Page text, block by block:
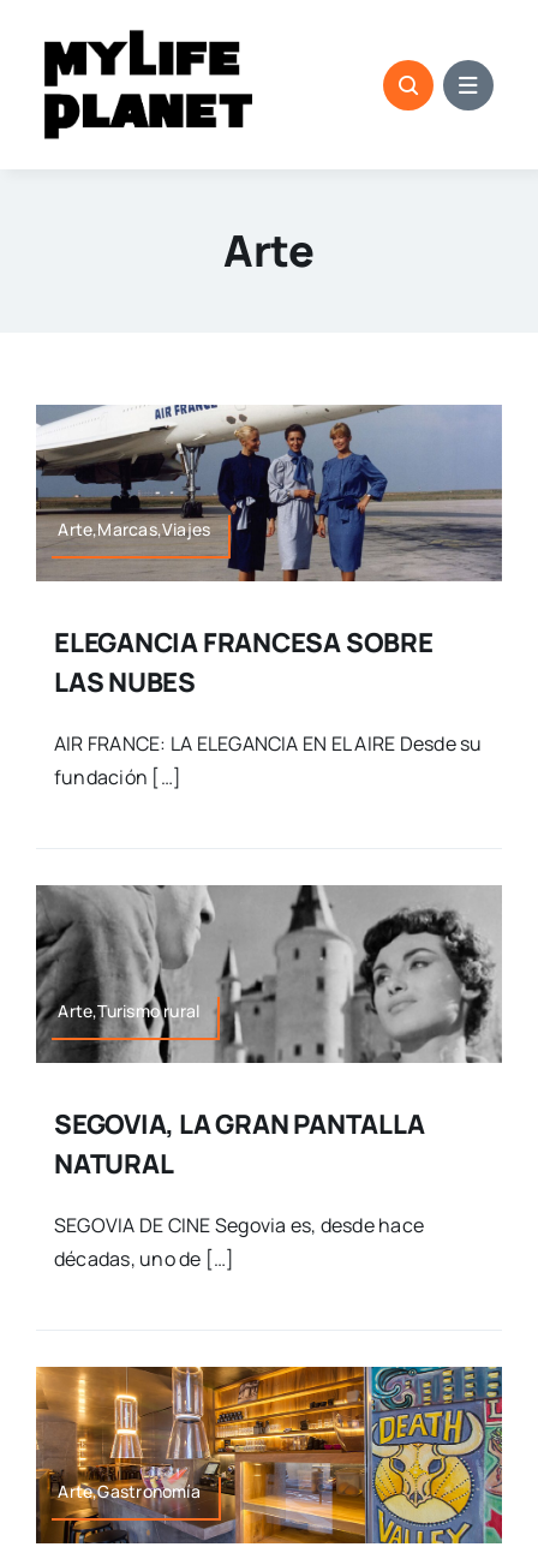
contenido
Arte
Arte,Marcas,Viajes
ELEGANCIA FRANCESA SOBRE
LAS NUBES
AIR FRANCE: LA ELEGANCIA EN EL AIRE Desde su
fundación […]
Arte,Turismo rural
SEGOVIA, LA GRAN PANTALLA
NATURAL
SEGOVIA DE CINE Segovia es, desde hace
décadas, uno de […]
Arte,Gastronomía